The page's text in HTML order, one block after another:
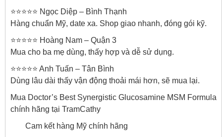
⭐⭐⭐⭐⭐ Ngọc Diệp – Bình Thạnh
Hàng chuẩn Mỹ, date xa. Shop giao nhanh, đóng gói kỹ.
⭐⭐⭐⭐⭐ Hoàng Nam – Quận 3
Mua cho ba mẹ dùng, thấy hợp và dễ sử dụng.
⭐⭐⭐⭐⭐ Anh Tuấn – Tân Bình
Dùng lâu dài thấy vận động thoải mái hơn, sẽ mua lại.
Mua Doctor’s Best Synergistic Glucosamine MSM Formula
chính hãng tại TramCathy
Cam kết hàng Mỹ chính hãng